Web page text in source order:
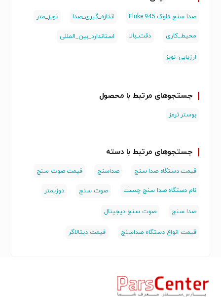
صدا سنج فلوک 945 Fluke اندازه_گیری_صدا نویز_متر
محیط_کاری دقت_بالا استاندارد_بین_المللی
ارزیابی_نویز
جستجوهای مرتبط با محصول
بوستر ترمز
جستجوهای مرتبط با دسته
قیمت دستگاه صدا سنج صداسنج قیمت صوت سنج
نام دستگاه صدا سنج چىست صوت سنج دوزیمتر
صدا سنج صوت سنج دیجیتال
قیمت انواع دستگاه صداسنج قیمت دیتالاگر